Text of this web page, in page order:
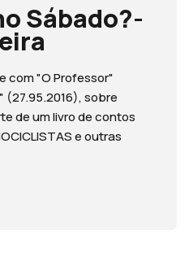
Sábado?-
com "O Professor"
(27.95.2016), sobre
de um livro de contos
e outras